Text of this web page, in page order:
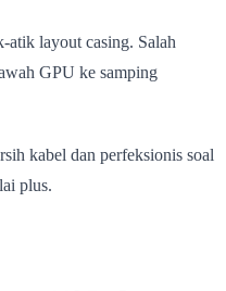
atik layout casing. Salah
GPU ke samping
kabel dan perfeksionis soal
plus.